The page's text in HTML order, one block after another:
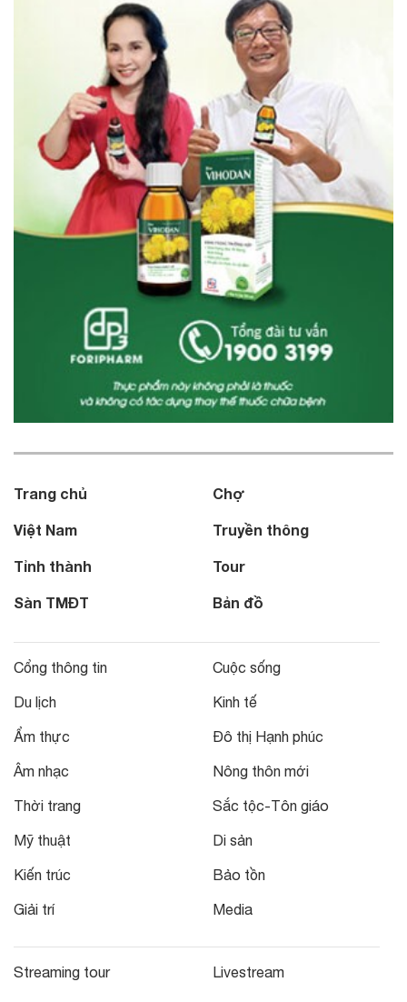
Trang chủ
Việt Nam
Tỉnh thành
Sàn TMĐT
Chợ
Truyền thông
Tour
Bản đồ
Cổng thông tin
Du lịch
Ẩm thực
Âm nhạc
Thời trang
Mỹ thuật
Kiến trúc
Giải trí
Cuộc sống
Kinh tế
Đô thị Hạnh phúc
Nông thôn mới
Sắc tộc-Tôn giáo
Di sản
Bảo tồn
Media
Streaming tour Livestream